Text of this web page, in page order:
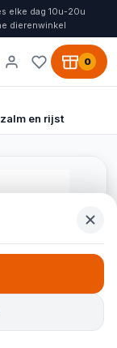
elke dag 10u-20u
dierenwinkel
0
en rijst